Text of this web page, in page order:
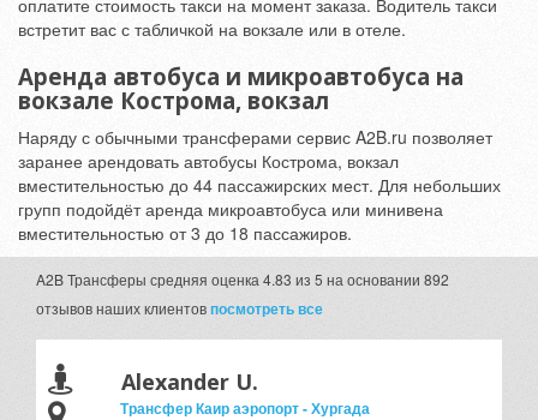
оплатите стоимость такси на момент заказа. Водитель такси
встретит вас с табличкой на вокзале или в отеле.
Аренда автобуса и микроавтобуса на
вокзале Кострома, вокзал
Наряду с обычными трансферами сервис A2B.ru позволяет
заранее арендовать автобусы Кострома, вокзал
вместительностью до 44 пассажирских мест. Для небольших
групп подойдёт аренда микроавтобуса или минивена
вместительностью от 3 до 18 пассажиров.
A2B Трансферы средняя оценка 4.83 из 5 на основании 892
отзывов наших клиентовпосмотреть все
Alexander U.
Трансфер Каир аэропорт - Хургада